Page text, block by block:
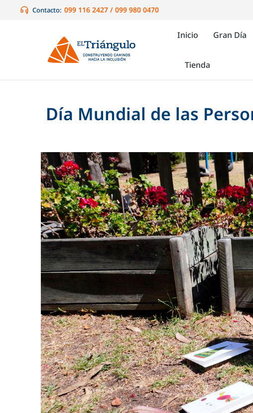
Contacto: 099 116 2427 / 099 980 0470
Inicio Gran Día
Tienda
Día Mundial de las